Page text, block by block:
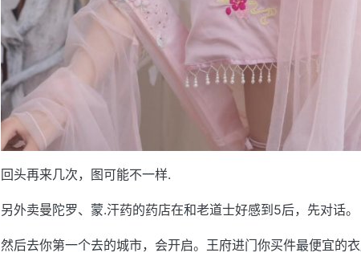
回头再来几次，图可能不一样.
另外卖曼陀罗、蒙.汗药的药店在和老道士好感到5后，先对话。
然后去你第一个去的城市，会开启。王府进门你买件最便宜的衣